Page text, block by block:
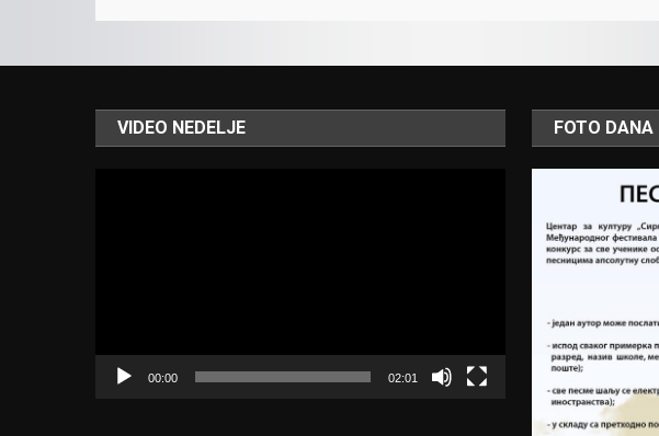
VIDEO NEDELJE
00:00 02:01
FOTO DANA